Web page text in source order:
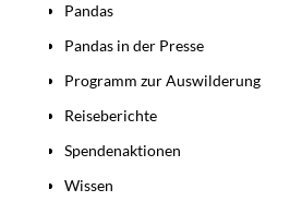
Pandas
Pandas in der Presse
Programm zur Auswilderung
Reiseberichte
Spendenaktionen
Wissen